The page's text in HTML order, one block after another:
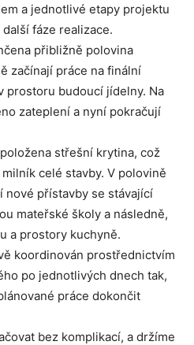
a jednotlivé etapy projektu
fáze realizace.
přibližně polovina
začínají práce na finální
prostoru budoucí jídelny. Na
zateplení a nyní pokračují
střešní krytina, což
celé stavby. V polovině
nové přístavby se stávající
mateřské školy a následně,
a prostory kuchyně.
koordinován prostřednictvím
po jednotlivých dnech tak,
práce dokončit
bez komplikací, a držíme